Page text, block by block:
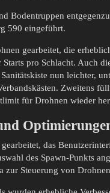
Bodentruppen
590 eingeführt.
gearbeitet, die
pro Schlacht. Auch
nun leichter,
Zweitens
für Drohnen wieder
das
des Spawn-Punkts
zur Steuerung von